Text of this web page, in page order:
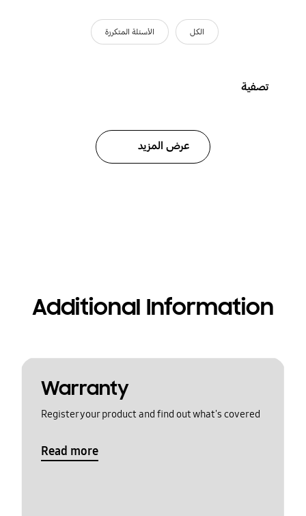
الكل الأسئلة المتكررة
تصفية
عرض المزيد
Additional Information
Warranty
Register your product and find out what's covered
Read more